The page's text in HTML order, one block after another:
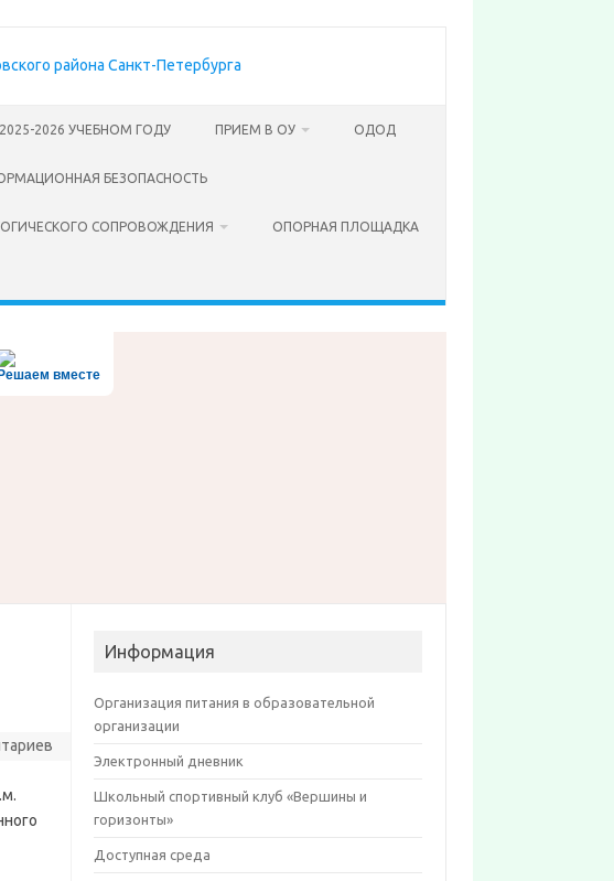
2026 УЧЕБНОМ ГОДУ ПРИЕМ В ОУ ОДОД
БЕЗОПАСНОСТЬ
СОПРОВОЖДЕНИЯ ОПОРНАЯ ПЛОЩАДКА
Решаем вместе
Информация
Организация питания в образовательной
организации
Электронный дневник
Школьный спортивный клуб «Вершины и
горизонты»
Доступная среда